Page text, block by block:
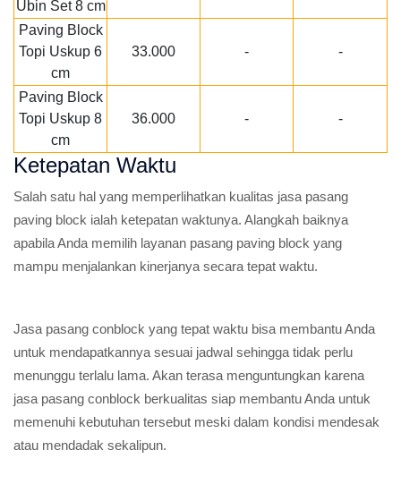
Ubin Set 8 cm
Paving Block
Topi Uskup 6
cm
33.000 - -
Paving Block
Topi Uskup 8
cm
36.000 - -
Ketepatan Waktu
Salah satu hal yang memperlihatkan kualitas jasa pasang
paving block ialah ketepatan waktunya. Alangkah baiknya
apabila Anda memilih layanan pasang paving block yang
mampu menjalankan kinerjanya secara tepat waktu.
Jasa pasang conblock yang tepat waktu bisa membantu Anda
untuk mendapatkannya sesuai jadwal sehingga tidak perlu
menunggu terlalu lama. Akan terasa menguntungkan karena
jasa pasang conblock berkualitas siap membantu Anda untuk
memenuhi kebutuhan tersebut meski dalam kondisi mendesak
atau mendadak sekalipun.